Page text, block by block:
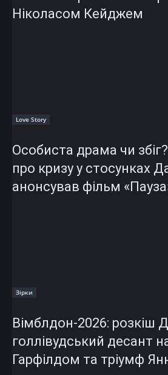
Ніколасом Кейджем
Love Story
Особиста драма чи
про кризу у стосунках
анонсував фільм
Зірки
Вімблдон-2026: розкіш
голлівудський десант
Гарфілдом та тріумф